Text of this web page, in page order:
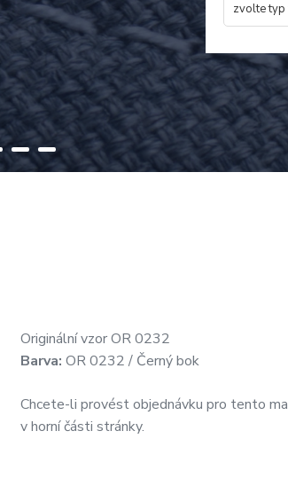
zvolte typ
Originální vzor OR 0232
Barva: OR 0232 / Černý bok
Chcete-li provést objednávku pro tento
v horní části stránky.